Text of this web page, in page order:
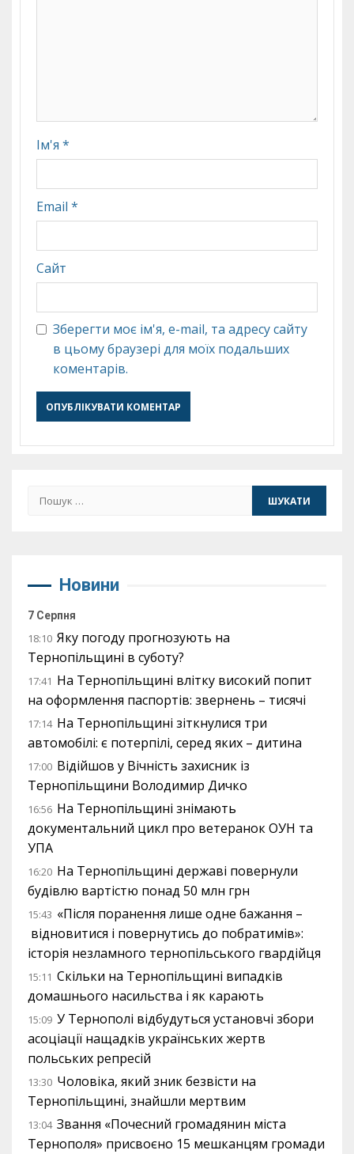
Ім'я *
Email *
Сайт
Зберегти моє ім'я, e-mail, та адресу сайту
в цьому браузері для моїх подальших
коментарів.
Пошук:
Новини
7 Серпня
18:10 Яку погоду прогнозують на
Тернопільщині в суботу?
17:41 На Тернопільщині влітку високий попит
на оформлення паспортів: звернень – тисячі
17:14 На Тернопільщині зіткнулися три
автомобілі: є потерпілі, серед яких – дитина
17:00 Відійшов у Вічність захисник із
Тернопільщини Володимир Дичко
16:56 На Тернопільщині знімають
документальний цикл про ветеранок ОУН та
УПА
16:20 На Тернопільщині державі повернули
будівлю вартістю понад 50 млн грн
15:43 «Після поранення лише одне бажання –
відновитися і повернутись до побратимів»:
історія незламного тернопільського гвардійця
15:11 Скільки на Тернопільщині випадків
домашнього насильства і як карають
15:09 У Тернополі відбудуться установчі збори
асоціації нащадків українських жертв
польських репресій
13:30 Чоловіка, який зник безвісти на
Тернопільщині, знайшли мертвим
13:04 Звання «Почесний громадянин міста
Тернополя» присвоєно 15 мешканцям громади